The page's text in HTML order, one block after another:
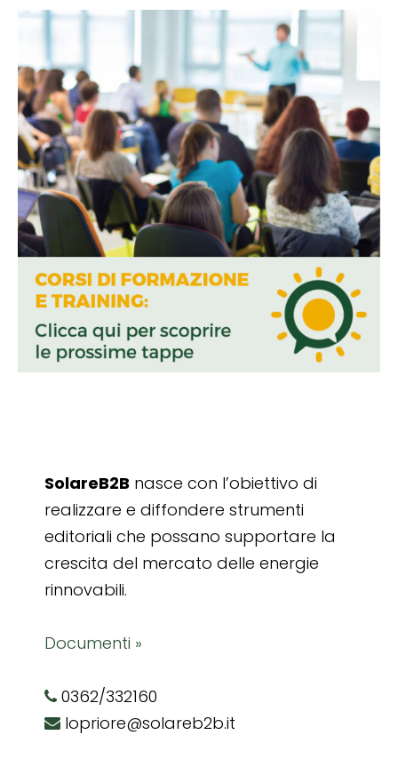
SolareB2B nasce con l’obiettivo di
realizzare e diffondere strumenti
editoriali che possano supportare la
crescita del mercato delle energie
rinnovabili.
Documenti »
0362/332160
lopriore@solareb2b.it